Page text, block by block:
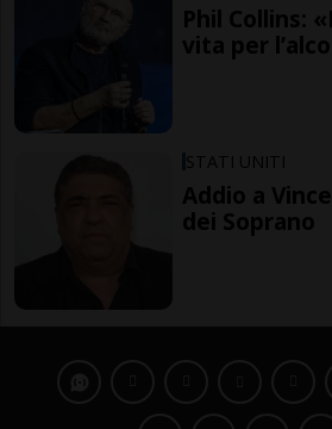
Phil Collins:
vita per
STATI UNITI
Addio a
dei Soprano